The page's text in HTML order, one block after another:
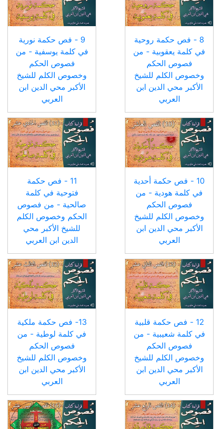
8 - فص حكمة روحية
في كلمة يعقوبية - من
فصوص الحكم
وخصوص الكلم للشيخ
الأكبر محي الدين ابن
العربي
9 - فص حكمة نورية
في كلمة يوسفية - من
فصوص الحكم
وخصوص الكلم للشيخ
الأكبر محي الدين ابن
العربي
10 - فص حكمة أحدية
في كلمة هودية - من
فصوص الحكم
وخصوص الكلم للشيخ
الأكبر محي الدين ابن
العربي
11 - فص حكمة
فتوحية في كلمة
صالحية - من فصوص
الحكم وخصوص الكلم
للشيخ الأكبر محي
الدين ابن العربي
12 - فص حكمة قلبية
في كلمة شعيبية - من
فصوص الحكم
وخصوص الكلم للشيخ
الأكبر محي الدين ابن
العربي
13- فص حكمة ملكية
في كلمة لوطية - من
فصوص الحكم
وخصوص الكلم للشيخ
الأكبر محي الدين ابن
العربي